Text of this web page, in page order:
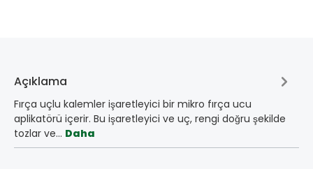
Açıklama
Fırça uçlu kalemler işaretleyici bir mikro fırça ucu
aplikatörü içerir. Bu işaretleyici ve uç, rengi doğru şekilde
tozlar ve… Daha